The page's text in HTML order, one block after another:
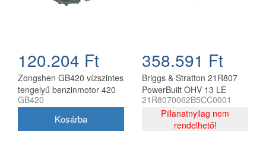
120.204 Ft
Zongshen GB420 vízszintes
tengelyű benzinmotor 420
cm3 9 kW 25 mm x 63 mm
GB420
358.591 Ft
Briggs & Stratton 21R807
PowerBuilt OHV 13 LE
függőleges tengelyű motor
344 cm3 25,4x80 mm
21R8070062B5CC0001
Pillanatnyilag nem
rendelhető!